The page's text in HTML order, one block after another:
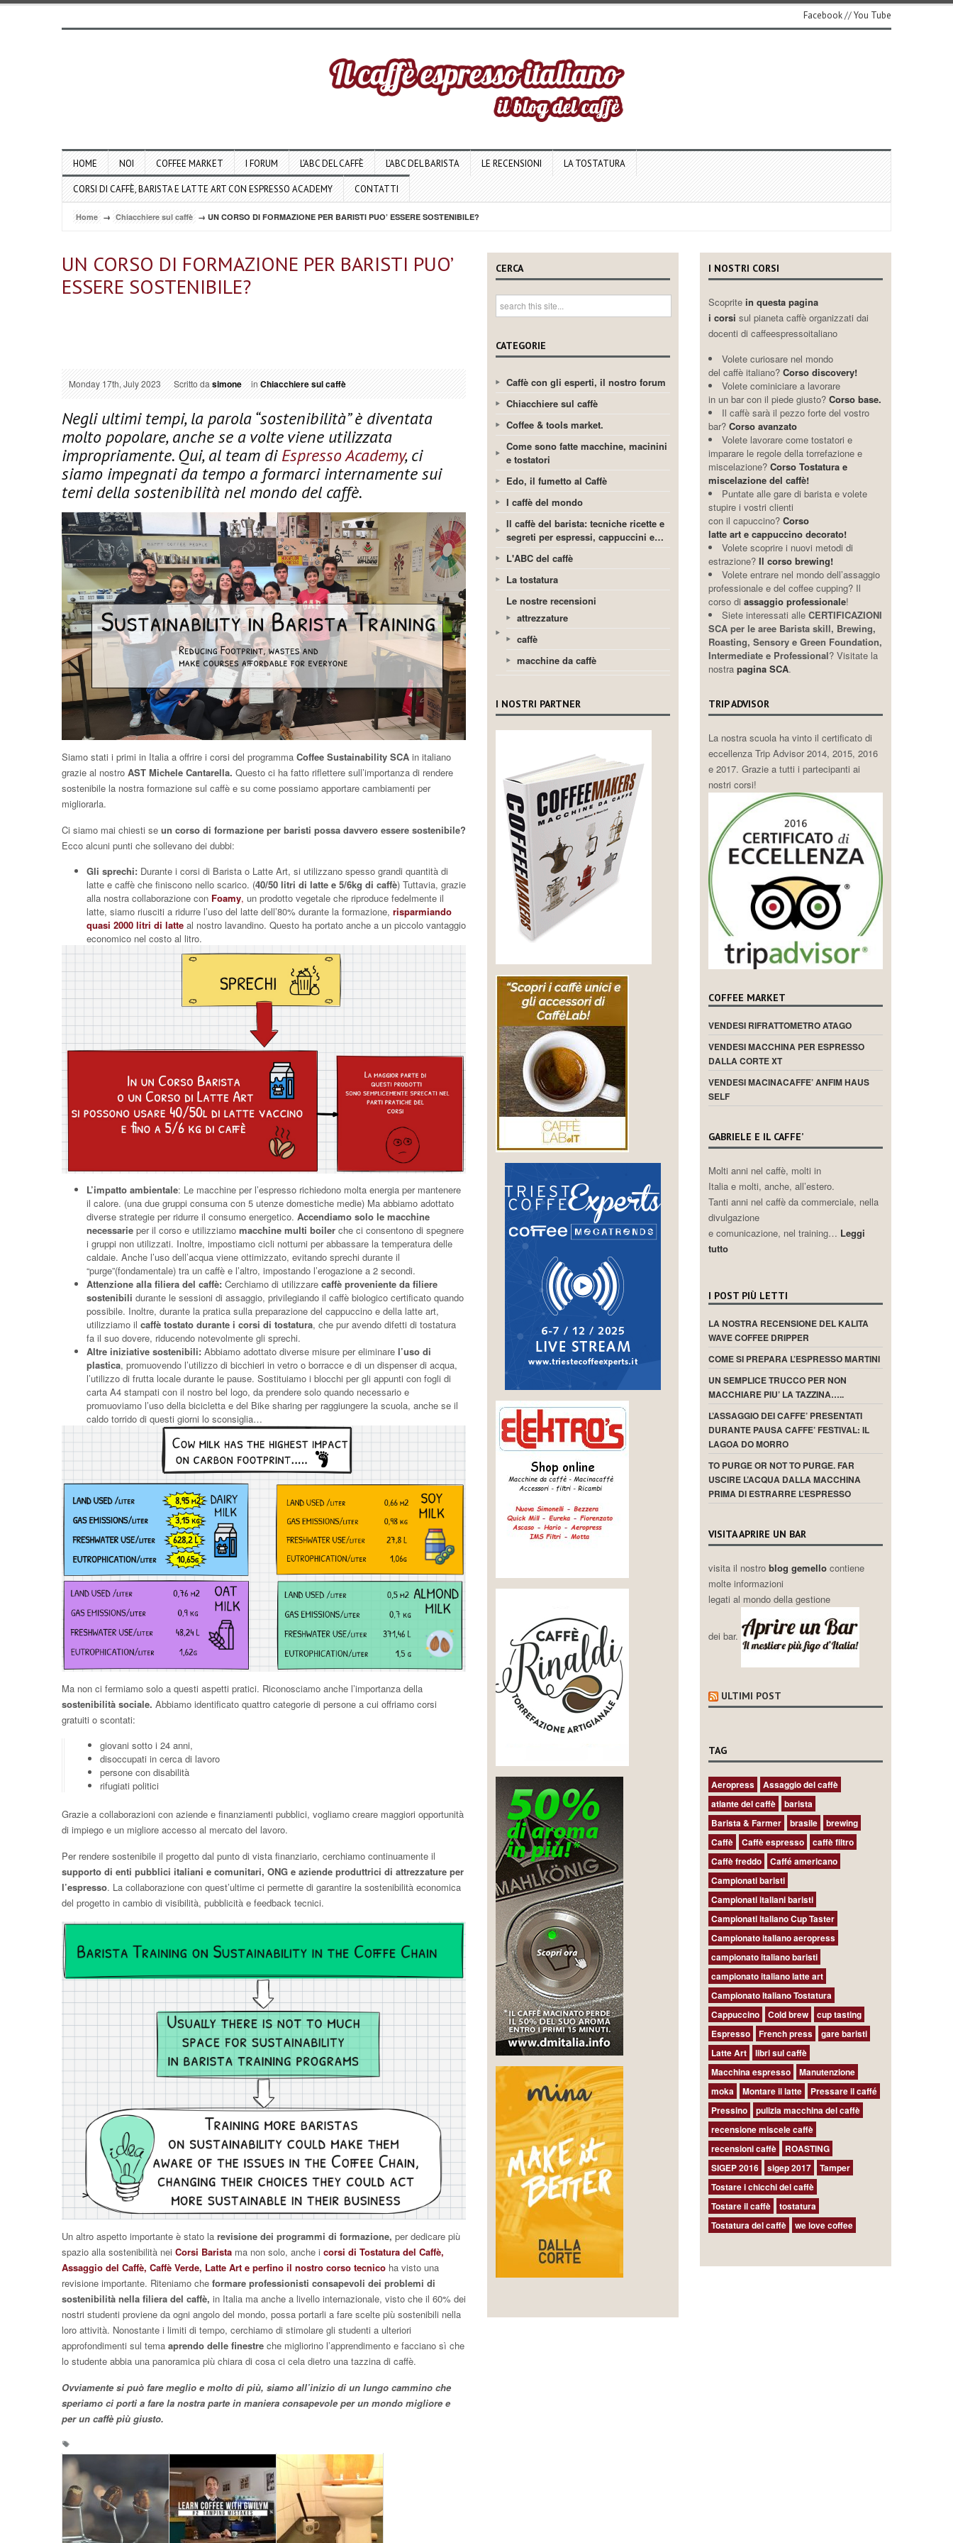
Facebook//You Tube
HOME NOI COFFEE MARKET I FORUM L’ABC DEL CAFFÈ L’ABC DEL BARISTA LE RECENSIONI LA TOSTATURA
CORSI DI CAFFÈ, BARISTA E LATTE ART CON ESPRESSO ACADEMY CONTATTI
Home → Chiacchiere sul caffè → UN CORSO DI FORMAZIONE PER BARISTI PUO’ ESSERE SOSTENIBILE?
UN CORSO DI FORMAZIONE PER BARISTI PUO’
ESSERE SOSTENIBILE?
Monday 17th, July 2023 Scritto dasimone inChiacchiere sul caffè
Negli ultimi tempi, la parola “sostenibilità” è diventata
molto popolare, anche se a volte viene utilizzata
impropriamente. Qui, al team diEspresso Academy, ci
siamo impegnati da tempo a formarci internamente sui
temi della sostenibilità nel mondo del caffè.
Siamo stati i primi in Italia a offrire i corsi del programma Coffee Sustainability SCA in italiano
grazie al nostro AST Michele Cantarella. Questo ci ha fatto riflettere sull’importanza di rendere
sostenibile la nostra formazione sul caffè e su come possiamo apportare cambiamenti per
migliorarla.
Ci siamo mai chiesti se un corso di formazione per baristi possa davvero essere sostenibile?
Ecco alcuni punti che sollevano dei dubbi:
Gli sprechi: Durante i corsi di Barista o Latte Art, si utilizzano spesso grandi quantità di
latte e caffè che finiscono nello scarico. (40/50 litri di latte e 5/6kg di caffè) Tuttavia, grazie
alla nostra collaborazione con Foamy, un prodotto vegetale che riproduce fedelmente il
latte, siamo riusciti a ridurre l’uso del latte dell’80% durante la formazione, risparmiando
quasi 2000 litri di latte al nostro lavandino. Questo ha portato anche a un piccolo vantaggio
economico nel costo al litro.
L’impatto ambientale: Le macchine per l’espresso richiedono molta energia per mantenere
il calore. (una due gruppi consuma con 5 utenze domestiche medie) Ma abbiamo adottato
diverse strategie per ridurre il consumo energetico. Accendiamo solo le macchine
necessarie per il corso e utilizziamo macchine multi boiler che ci consentono di spegnere
i gruppi non utilizzati. Inoltre, impostiamo cicli notturni per abbassare la temperatura delle
caldaie. Anche l’uso dell’acqua viene ottimizzato, evitando sprechi durante il
“purge”(fondamentale) tra un caffè e l’altro, impostando l’erogazione a 2 secondi.
Attenzione alla filiera del caffè: Cerchiamo di utilizzare caffè proveniente da filiere
sostenibili durante le sessioni di assaggio, privilegiando il caffè biologico certificato quando
possibile. Inoltre, durante la pratica sulla preparazione del cappuccino e della latte art,
utilizziamo il caffè tostato durante i corsi di tostatura, che pur avendo difetti di tostatura
fa il suo dovere, riducendo notevolmente gli sprechi.
Altre iniziative sostenibili: Abbiamo adottato diverse misure per eliminare l’uso di
plastica, promuovendo l’utilizzo di bicchieri in vetro o borracce e di un dispenser di acqua,
l’utilizzo di frutta locale durante le pause. Sostituiamo i blocchi per gli appunti con fogli di
carta A4 stampati con il nostro bel logo, da prendere solo quando necessario e
promuoviamo l’uso della bicicletta e del Bike sharing per raggiungere la scuola, anche se il
caldo torrido di questi giorni lo sconsiglia…
Ma non ci fermiamo solo a questi aspetti pratici. Riconosciamo anche l’importanza della
sostenibilità sociale. Abbiamo identificato quattro categorie di persone a cui offriamo corsi
gratuiti o scontati:
giovani sotto i 24 anni,
disoccupati in cerca di lavoro
persone con disabilità
rifugiati politici
Grazie a collaborazioni con aziende e finanziamenti pubblici, vogliamo creare maggiori opportunità
di impiego e un migliore accesso al mercato del lavoro.
Per rendere sostenibile il progetto dal punto di vista finanziario, cerchiamo continuamente il
supporto di enti pubblici italiani e comunitari, ONG e aziende produttrici di attrezzature per
l’espresso. La collaborazione con quest’ultime ci permette di garantire la sostenibilità economica
del progetto in cambio di visibilità, pubblicità e feedback tecnici.
Un altro aspetto importante è stato la revisione dei programmi di formazione, per dedicare più
spazio alla sostenibilità nei Corsi Barista ma non solo, anche i corsi di Tostatura del Caffè,
Assaggio del Caffè, Caffè Verde, Latte Art e perfino il nostro corso tecnico ha visto una
revisione importante. Riteniamo che formare professionisti consapevoli dei problemi di
sostenibilità nella filiera del caffè, in Italia ma anche a livello internazionale, visto che il 60% dei
nostri studenti proviene da ogni angolo del mondo, possa portarli a fare scelte più sostenibili nella
loro attività. Nonostante i limiti di tempo, cerchiamo di stimolare gli studenti a ulteriori
approfondimenti sul tema aprendo delle finestre che migliorino l’apprendimento e facciano sì che
lo studente abbia una panoramica più chiara di cosa ci cela dietro una tazzina di caffè.
Ovviamente si può fare meglio e molto di più, siamo all’inizio di un lungo cammino che
speriamo ci porti a fare la nostra parte in maniera consapevole per un mondo migliore e
per un caffè più giusto.
CERCA
CATEGORIE
Caffè con gli esperti, il nostro forum
Chiacchiere sul caffè
Coffee & tools market.
Come sono fatte macchine, macinini
e tostatori
Edo, il fumetto al Caffè
I caffè del mondo
Il caffè del barista: tecniche ricette e
segreti per espressi, cappuccini e…
L'ABC del caffè
La tostatura
Le nostre recensioni
attrezzature
caffè
macchine da caffè
I NOSTRI PARTNER
I NOSTRI CORSI
Scoprite in questa pagina
i corsi sul pianeta caffè organizzati dai
docenti di caffeespressoitaliano
Volete curiosare nel mondo
del caffè italiano?Corso discovery!
Volete cominiciare a lavorare
in un bar con il piede giusto? Corso base.
Il caffè sarà il pezzo forte del vostro
bar? Corso avanzato
Volete lavorare come tostatori e
imparare le regole della torrefazione e
miscelazione? Corso Tostatura e
miscelazione del caffè!
Puntate alle gare di barista e volete
stupire i vostri clienti
con il capuccino? Corso
latte art e cappuccino decorato!
Volete scoprire i nuovi metodi di
estrazione? Il corso brewing!
Volete entrare nel mondo dell’assaggio
professionale e del coffee cupping? Il
corso di assaggio professionale!
Siete interessati alle CERTIFICAZIONI
SCA per le aree Barista skill, Brewing,
Roasting, Sensory e Green Foundation,
Intermediate e Professional? Visitate la
nostra pagina SCA.
TRIP ADVISOR
La nostra scuola ha vinto il certificato di
eccellenza Trip Advisor 2014, 2015, 2016
e 2017. Grazie a tutti i partecipanti ai
nostri corsi!
COFFEE MARKET
VENDESI RIFRATTOMETRO ATAGO
VENDESI MACCHINA PER ESPRESSO
DALLA CORTE XT
VENDESI MACINACAFFE’ ANFIM HAUS
SELF
GABRIELE E IL CAFFE’
Molti anni nel caffè, molti in
Italia e molti, anche, all’estero.
Tanti anni nel caffè da commerciale, nella
divulgazione
e comunicazione, nel training… Leggi
tutto
I POST PIÙ LETTI
LA NOSTRA RECENSIONE DEL KALITA
WAVE COFFEE DRIPPER
COME SI PREPARA L’ESPRESSO MARTINI
UN SEMPLICE TRUCCO PER NON
MACCHIARE PIU’ LA TAZZINA…..
L’ASSAGGIO DEI CAFFE’ PRESENTATI
DURANTE PAUSA CAFFE’ FESTIVAL: IL
LAGOA DO MORRO
TO PURGE OR NOT TO PURGE. FAR
USCIRE L’ACQUA DALLA MACCHINA
PRIMA DI ESTRARRE L’ESPRESSO
VISITA APRIRE UN BAR
visita il nostro blog gemello contiene
molte informazioni
legati al mondo della gestione
dei bar.
ULTIMI POST
TAG
Aeropress
Assaggio del caffè
atlante del caffè
barista
Barista & Farmer
brasile
brewing
Caffè
Caffè espresso
caffè filtro
Caffè freddo
Caffé americano
Campionati baristi
Campionati italiani baristi
Campionati italiano Cup Taster
Campionato italiano aeropress
campionato italiano baristi
campionato italiano latte art
Campionato Italiano Tostatura
Cappuccino
Cold brew
cup tasting
Espresso
French press
gare baristi
Latte Art
libri sul caffè
Macchina espresso
Manutenzione
moka
Montare il latte
Pressare il caffé
Pressino
pulizia macchina del caffè
recensione miscele caffè
recensioni caffè
ROASTING
SIGEP 2016
sigep 2017
Tamper
Tostare i chicchi del caffè
Tostare il caffè
tostatura
Tostatura del caffè
we love coffee